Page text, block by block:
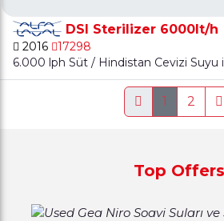
DSI Sterilizer 6000lt/h
2016
17298
6.000 lph Süt / Hindistan Cevizi Suyu
1 2
Top Offers